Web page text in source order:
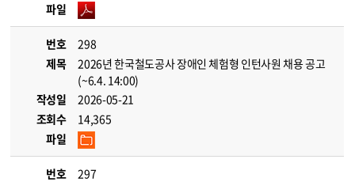
파일
번호
298
제목
2026년 한국철도공사 장애인 체험형 인턴사원 채용 공고
(~6.4. 14:00)
작성일
2026-05-21
조회수
14,365
파일
번호
297